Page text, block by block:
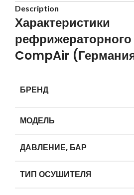
Description
Характеристики
CompAir
БРЕНД
МОДЕЛЬ
ДАВЛЕНИЕ, БАР
ТИП ОСУШИТЕЛЯ